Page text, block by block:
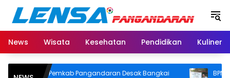
Langsung
konten
News
Wisata Kesehatan Pendidikan Kuliner
Pemkab Pangandaran Desak Bangkai
BPN